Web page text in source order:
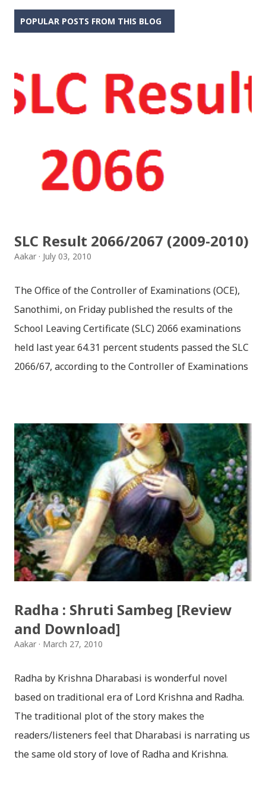
POPULAR POSTS FROM THIS BLOG
SLC Result 2066/2067 (2009-2010)
Aakar July 03, 2010
The Office of the Controller of Examinations (OCE),
Sanothimi, on Friday published the results of the
School Leaving Certificate (SLC) 2066 examinations
held last year. 64.31 percent students passed the SLC
2066/67, according to the Controller of Examinations
Download the file and search your ‘symbol number’.
Congratulations to all, who passed SLC this year. And
if you want to see your results with marks then, you
can follow THT (symbol no. and birth date required).
Download SLC Result 2066/2067 (2009-2010) :
REGULAR: EXEMPTED: Distinction --------------- First
division First division Second Division Second
Division Third Division Third Division Withheld
Withheld ...
Radha : Shruti Sambeg [Review
and Download]
Aakar March 27, 2010
Radha by Krishna Dharabasi is wonderful novel
based on traditional era of Lord Krishna and Radha.
The traditional plot of the story makes the
readers/listeners feel that Dharabasi is narrating us
the same old story of love of Radha and Krishna.